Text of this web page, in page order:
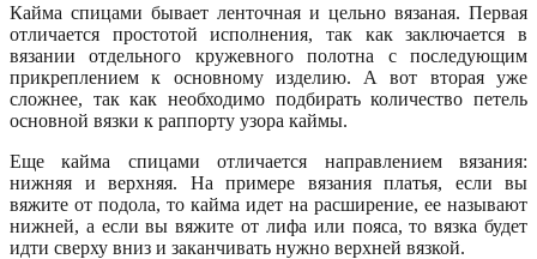
Кайма спицами бывает ленточная и цельно вязаная. Первая
отличается простотой исполнения, так как заключается в
вязании отдельного кружевного полотна с последующим
прикреплением к основному изделию. А вот вторая уже
сложнее, так как необходимо подбирать количество петель
основной вязки к раппорту узора каймы.
Еще кайма спицами отличается направлением вязания:
нижняя и верхняя. На примере вязания платья, если вы
вяжите от подола, то кайма идет на расширение, ее называют
нижней, а если вы вяжите от лифа или пояса, то вязка будет
идти сверху вниз и заканчивать нужно верхней вязкой.